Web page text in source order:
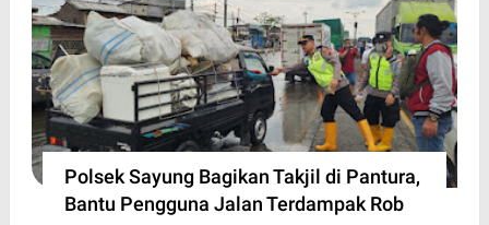
Polsek Sayung Bagikan Takjil di Pantura,
Bantu Pengguna Jalan Terdampak Rob